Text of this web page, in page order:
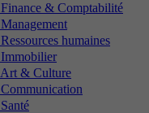
Finance & Comptabilité
Management
Ressources humaines
Immobilier
Art & Culture
Communication
Santé